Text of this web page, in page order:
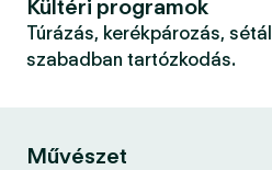
Kültéri programok
Túrázás, kerékpározás,
szabadban tartózkodás.
Művészet